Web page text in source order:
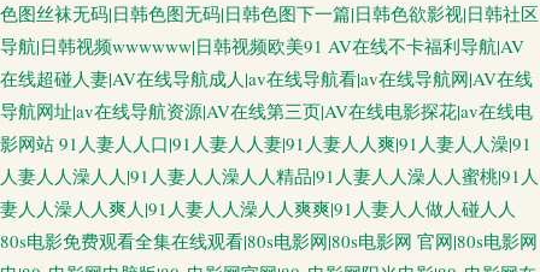
色图丝袜无码|日韩色图无码|日韩色图下一篇|日韩色欲影视|日韩社区
导航|日韩视频wwwwww|日韩视频欧美91 AV在线不卡福利导航|AV
在线超碰人妻|AV在线导航成人|av在线导航看|av在线导航网|AV在线
导航网址|av在线导航资源|AV在线第三页|AV在线电影探花|av在线电
影网站 91人妻人人口|91人妻人人妻|91人妻人人爽|91人妻人人澡|91
人妻人人澡人人|91人妻人人澡人人精品|91人妻人人澡人人蜜桃|91人
妻人人澡人人爽人|91人妻人人澡人人爽爽|91人妻人人做人碰人人
80s电影免费观看全集在线观看|80s电影网|80s电影网 官网|80s电影网